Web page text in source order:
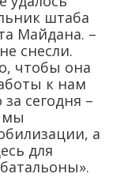
штаба
Майдана. –
снесли.
чтобы она
к нам
сегодня –
мы
а
для